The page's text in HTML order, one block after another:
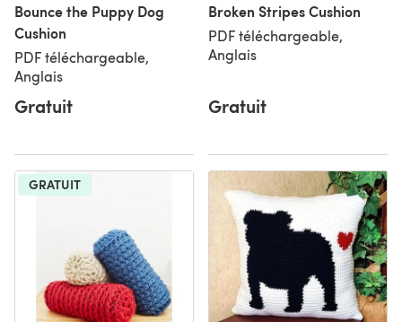
Bounce the Puppy Dog
Cushion
PDF téléchargeable,
Anglais
Gratuit
Broken Stripes Cushion
PDF téléchargeable,
Anglais
Gratuit
GRATUIT